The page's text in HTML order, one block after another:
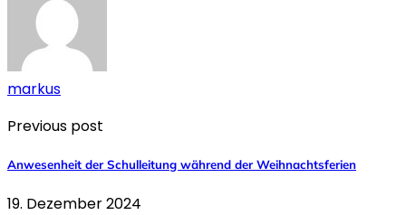
markus
Previous post
Anwesenheit der Schulleitung während der Weihnachtsferien
19. Dezember 2024